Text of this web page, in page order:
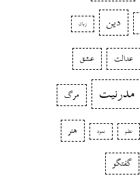
دین زبان
عدالت عشق
مدرنیت مرگ
نظم نمود هنر
گفتگو